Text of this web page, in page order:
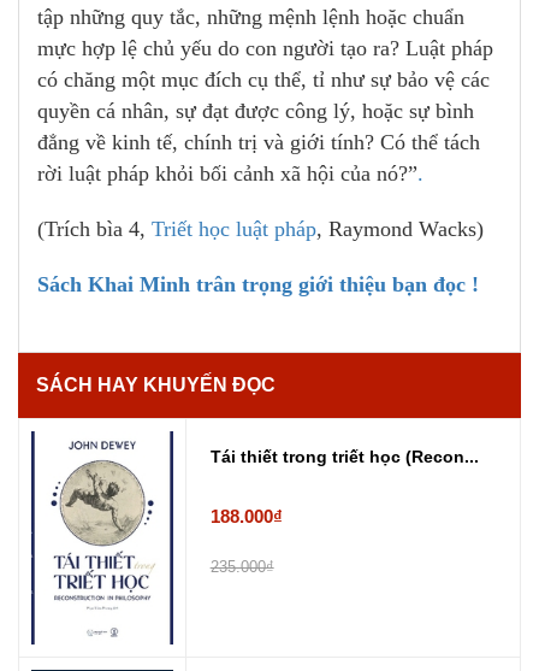
tập những quy tắc, những mệnh lệnh hoặc chuẩn
mực hợp lệ chủ yếu do con người tạo ra? Luật pháp
có chăng một mục đích cụ thể, tỉ như sự bảo vệ các
quyền cá nhân, sự đạt được công lý, hoặc sự bình
đẳng về kinh tế, chính trị và giới tính? Có thể tách
rời luật pháp khỏi bối cảnh xã hội của nó?”.
(Trích bìa 4, Triết học luật pháp, Raymond Wacks)
Sách Khai Minh trân trọng giới thiệu bạn đọc !
SÁCH HAY KHUYẾN ĐỌC
Tái thiết trong triết học (Recon...
188.000₫
235.000₫